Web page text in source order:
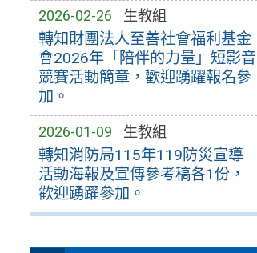
2026-02-26 生教組
轉知財團法人至善社會福利基金
會2026年「陪伴的力量」短影音
競賽活動簡章，歡迎踴躍報名參
加。
2026-01-09 生教組
轉知消防局115年119防災宣導
活動海報及宣傳參考稿各1份，
歡迎踴躍參加。